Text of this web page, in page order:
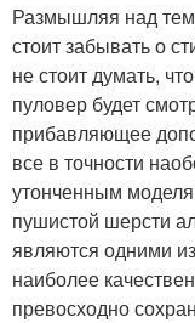
Размышляя над
стоит забывать о
не стоит думать,
пуловер будет
прибавляющее
все в точности
утонченным
пушистой шерсти
являются одними
наиболее
превосходно